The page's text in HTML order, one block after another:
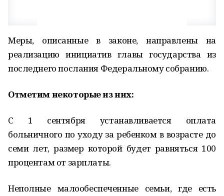
Меры, описанные в законе, направлены на
реализацию инициатив главы государства из
последнего послания Федеральному собранию.
Отметим некоторые из них:
С 1 сентября устанавливается оплата
больничного по уходу за ребенком в возрасте до
семи лет, размер которой будет равняться 100
процентам от зарплаты.
Неполные малообеспеченные семьи, где есть